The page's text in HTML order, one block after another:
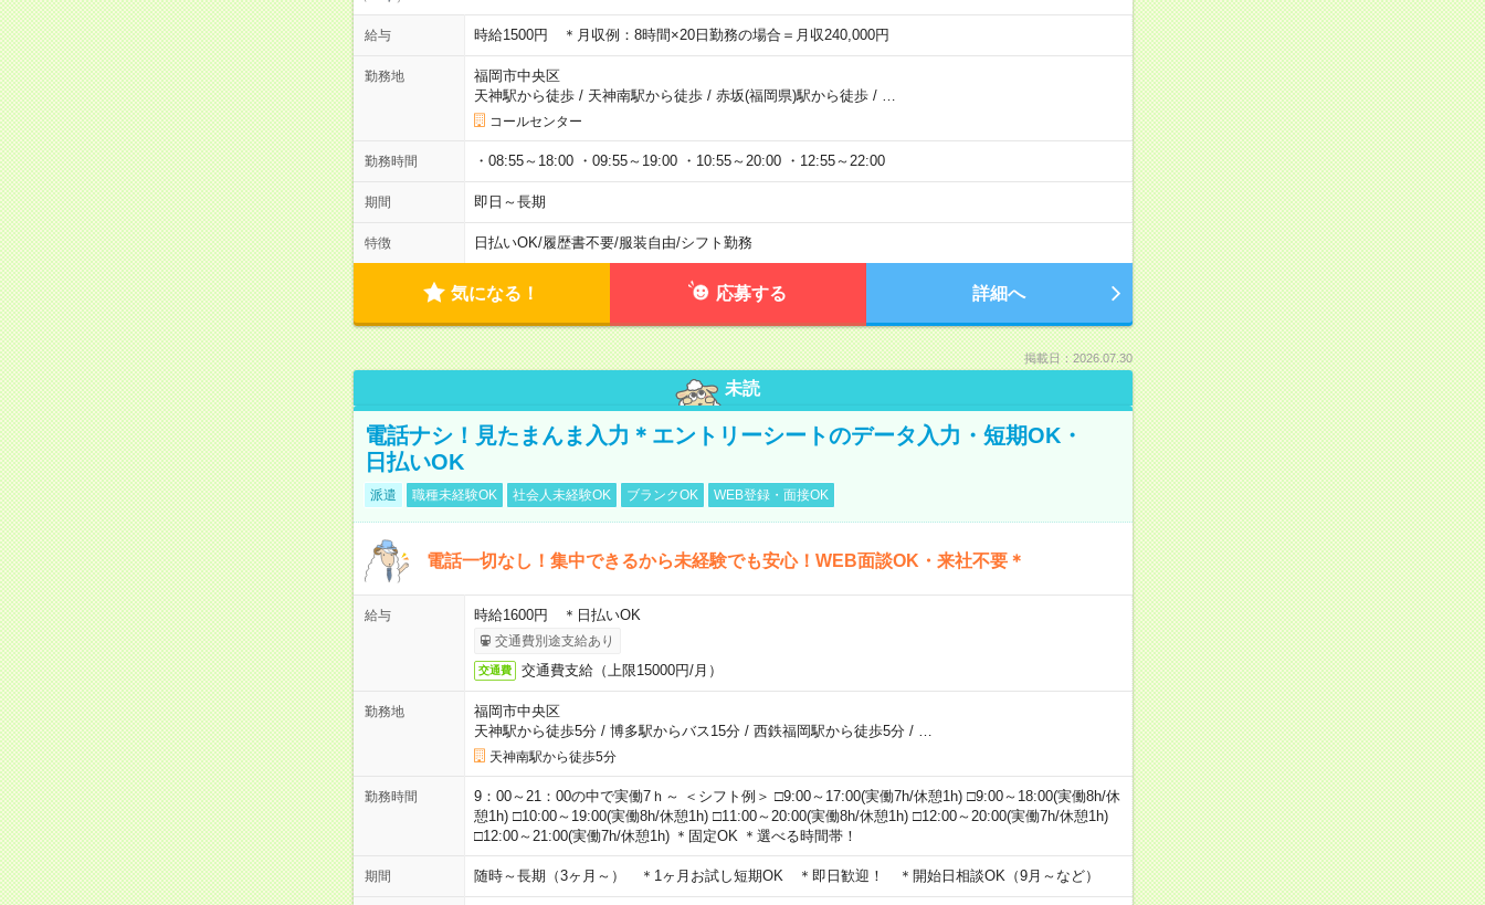
給与 時給1500円 ＊月収例：8時間×20日勤務の場合＝月収240,000円
勤務地
福岡市中央区
天神駅から徒歩/ 天神南駅から徒歩/ 赤坂(福岡県)駅から徒歩/
コールセンター
勤務時間 ・08:55～18:00 ・09:55～19:00 ・10:55～20:00 ・12:55～22:00
期間 即日～長期
特徴 日払いOK/履歴書不要/服装自由/シフト勤務
気になる！ 応募する 詳細へ
掲載日：2026.07.30
未読
電話ナシ！見たまんま入力＊エントリーシートのデータ入力・短期OK・
日払いOK
派遣 職種未経験OK 社会人未経験OK ブランクOK WEB登録・面接OK
電話一切なし！集中できるから未経験でも安心！WEB面談OK・来社不要＊
給与 時給1600円 ＊日払いOK
交通費別途支給あり
交通費 交通費支給（上限15000円/月）
勤務地
福岡市中央区
天神駅から徒歩5分/ 博多駅からバス15分/ 西鉄福岡駅から徒歩5分/
天神南駅から徒歩5分
勤務時間
9：00～21：00の中で実働7ｈ～ ＜シフト例＞ □9:00～17:00(実働7h/休憩1h) □9:00～18:00(実働8h/休
憩1h) □10:00～19:00(実働8h/休憩1h) □11:00～20:00(実働8h/休憩1h) □12:00～20:00(実働7h/休憩1h)
□12:00～21:00(実働7h/休憩1h) ＊固定OK ＊選べる時間帯！
期間 随時～長期（3ヶ月～） ＊1ヶ月お試し短期OK ＊即日歓迎！ ＊開始日相談OK（9月～など）